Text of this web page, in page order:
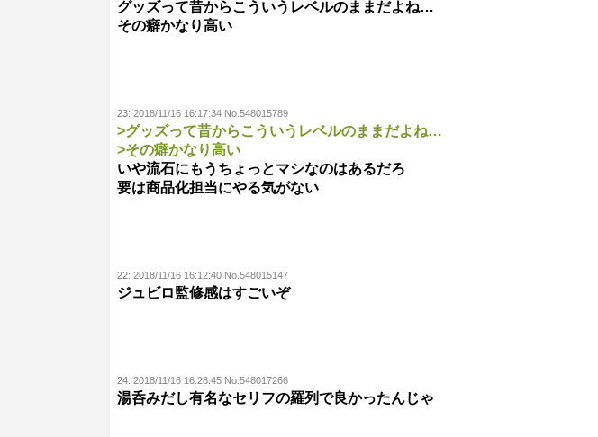
グッズって昔からこういうレベルのままだよね…
その癖かなり高い
23: 2018/11/16 16:17:34 No.548015789
>グッズって昔からこういうレベルのままだよね…
>その癖かなり高い
いや流石にもうちょっとマシなのはあるだろ
要は商品化担当にやる気がない
22: 2018/11/16 16:12:40 No.548015147
ジュビロ監修感はすごいぞ
24: 2018/11/16 16:28:45 No.548017266
湯呑みだし有名なセリフの羅列で良かったんじゃ